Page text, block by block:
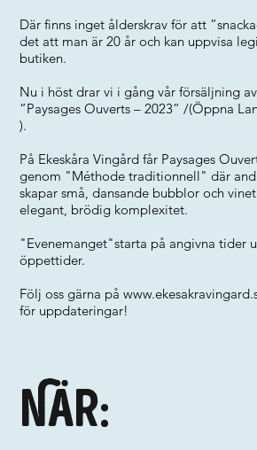
Där finns inget ålderskrav för att
det att man är 20 år och kan uppvisa
butiken.
Nu i höst drar vi i gång vår försäljning
”Paysages Ouverts – 2023” /(Öppna
).
På Ekeskåra Vingård får Paysages
genom "Méthode traditionnell" där
skapar små, dansande bubblor och
elegant, brödig komplexitet.
"Evenemanget"starta på angivna tider
öppettider.
Följ oss gärna på
för uppdateringar!
När: